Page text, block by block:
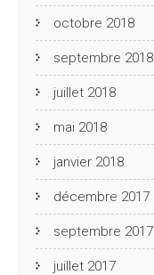
octobre 2018
septembre 2018
juillet 2018
mai 2018
janvier 2018
décembre 2017
septembre 2017
juillet 2017